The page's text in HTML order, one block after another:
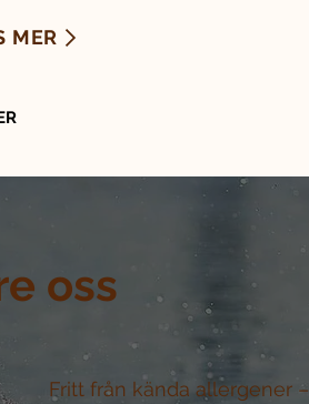
oss
Fritt från kända allergener –
MER